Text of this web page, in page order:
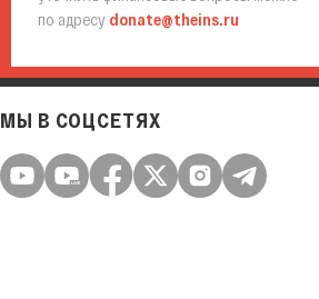
по адресу donate@theins.ru
МЫ В СОЦСЕТЯХ